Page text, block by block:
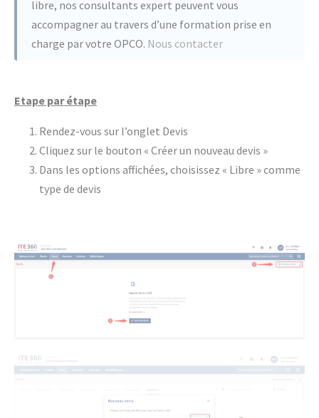
libre, nos consultants expert peuvent vous
accompagner au travers d’une formation prise en
charge par votre OPCO. Nous contacter
Etape par étape
Rendez-vous sur l’onglet Devis
Cliquez sur le bouton « Créer un nouveau devis »
Dans les options affichées, choisissez « Libre » comme
type de devis